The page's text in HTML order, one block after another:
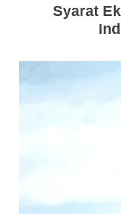
Syarat